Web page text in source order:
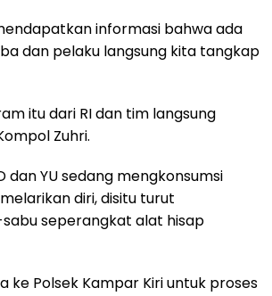
informasi bahwa ada
dan pelaku langsung kita tangkap
itu dari RI dan tim langsung
Zuhri.
dan YU sedang mengkonsumsi
diri, disitu turut
seperangkat alat hisap
ke Polsek Kampar Kiri untuk proses